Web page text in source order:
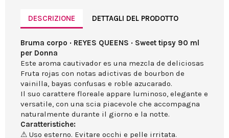
DESCRIZIONE DETTAGLI DEL PRODOTTO
Bruma corpo · REYES QUEENS · Sweet tipsy 90 ml
per Donna
Este aroma cautivador es una mezcla de deliciosas
Fruta rojas con notas adictivas de bourbon de
vainilla, bayas confusas e roble azucarado.
Il suo carattere floreale appare luminoso, elegante e
versatile, con una scia piacevole che accompagna
naturalmente durante il giorno e la notte.
Caratteristiche:
⚠ Uso esterno. Evitare occhi e pelle irritata.